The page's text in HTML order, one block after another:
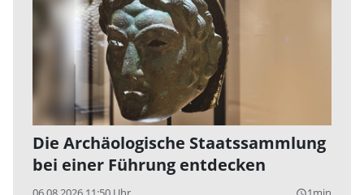
Die Archäologische Staatssammlung
bei einer Führung entdecken